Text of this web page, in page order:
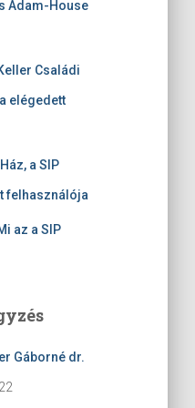
Adam-House
Családi
elégedett
a SIP
felhasználója
az a SIP
Gáborné dr.